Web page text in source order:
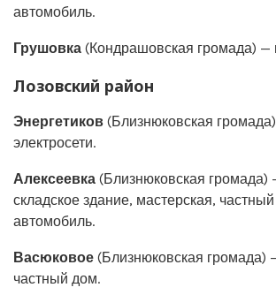
автомобиль.
Грушовка (Кондрашовская громада) —
Лозовский район
Энергетиков (Близнюковская
электросети.
Алексеевка (Близнюковская
складское здание, мастерская,
автомобиль.
Васюковое (Близнюковская громада)
частный дом.